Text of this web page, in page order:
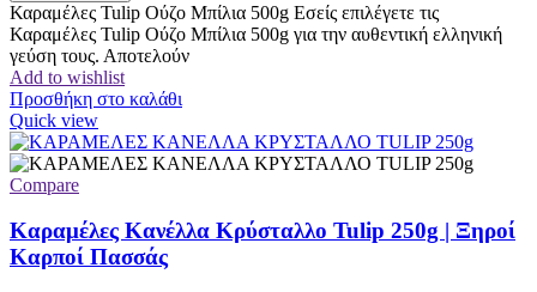
Καραμέλες Tulip Ούζο Μπίλια 500g Εσείς επιλέγετε τις
Καραμέλες Tulip Ούζο Μπίλια 500g για την αυθεντική ελληνική
γεύση τους. Αποτελούν
Add to wishlist
Προσθήκη στο καλάθι
Quick view
Compare
Καραμέλες Κανέλλα Κρύσταλλο Tulip 250g | Ξηροί
Καρποί Πασσάς